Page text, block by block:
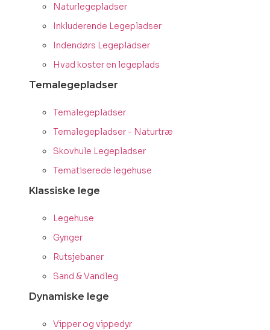
Naturlegepladser
Inkluderende Legepladser
Indendørs Legepladser
Hvad koster en legeplads
Temalegepladser
Temalegepladser
Temalegepladser - Naturtræ
Skovhule Legepladser
Tematiserede legehuse
Klassiske lege
Legehuse
Gynger
Rutsjebaner
Sand & Vandleg
Dynamiske lege
Vipper og vippedyr